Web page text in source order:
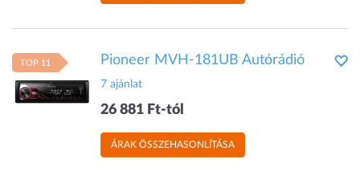
TOP 11 Pioneer MVH-181UB Autórádió
7 ajánlat
26 881 Ft-tól
ÁRAK ÖSSZEHASONLÍTÁSA